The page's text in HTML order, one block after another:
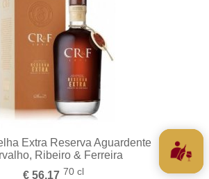
Extra Reserva Aguardente
Ribeiro & Ferreira
€ 56,17 70 cl